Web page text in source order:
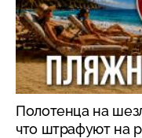
Полотенца на
что штрафуют на